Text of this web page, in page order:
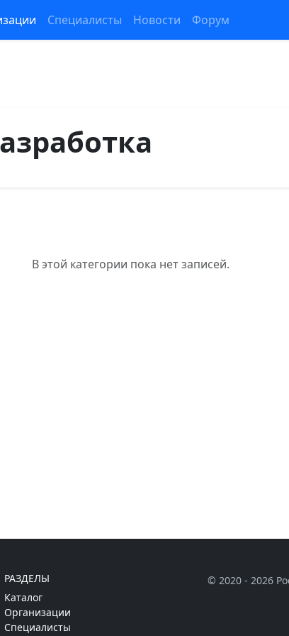
Специалисты Новости Форум
В этой категории пока нет записей.
РАЗДЕЛЫ
Каталог
Организации
Специалисты
© 2020 - 2026